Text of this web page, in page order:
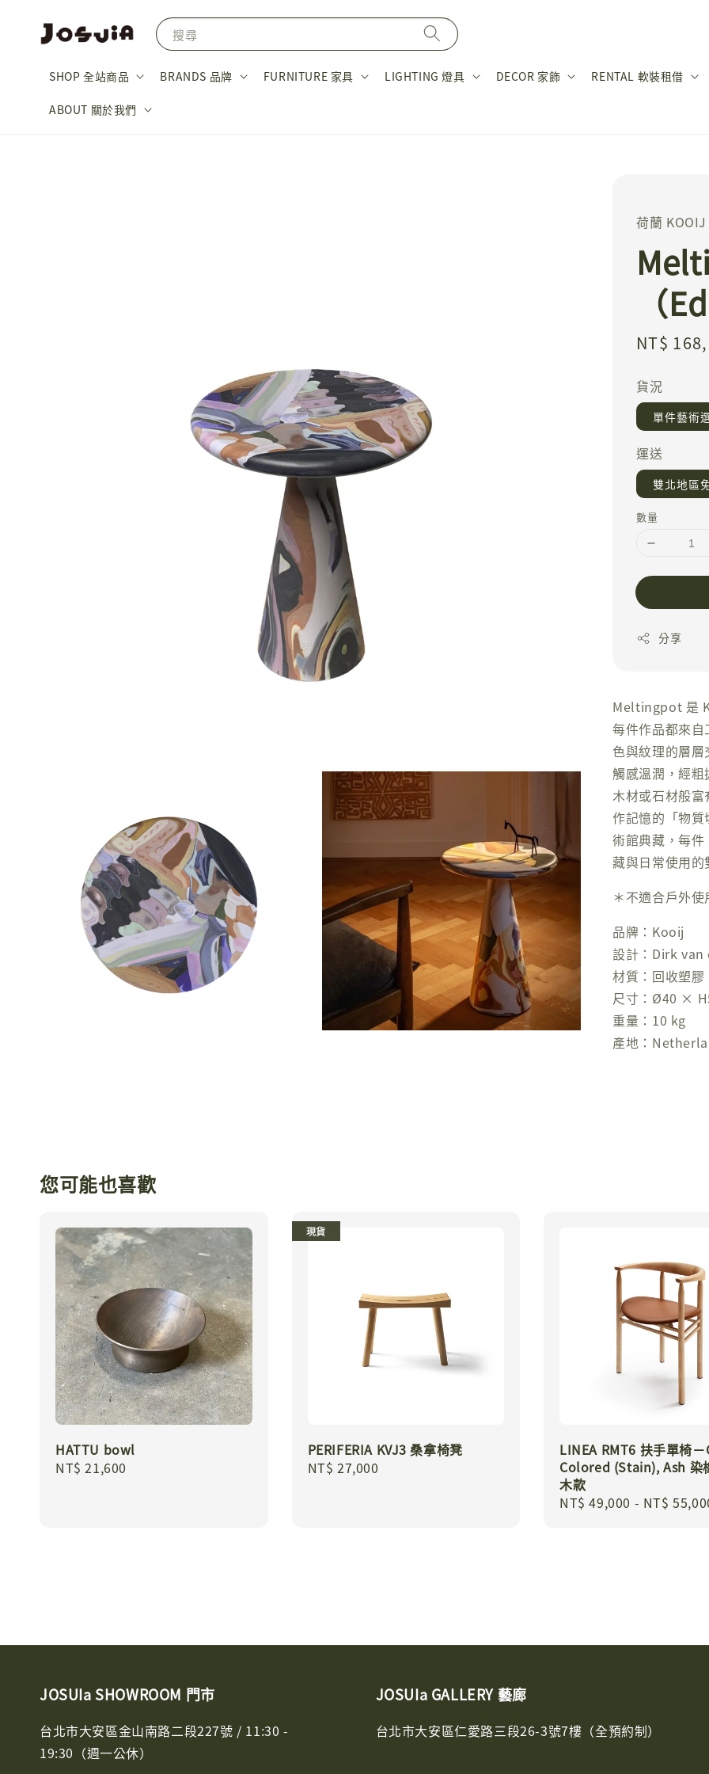
搜尋
SHOP 全站商品 BRANDS 品牌 FURNITURE 家具 LIGHTING 燈具 DECOR 家飾 RENTAL 軟裝租借
ABOUT 關於我們
荷蘭 KOOIJ
（
Regular
NT$
貨況
單件藝術
運送
雙北地區
數量
分享
Meltingpot 是
每件作品都來
色與紋理的層
觸感溫潤，經
木材或石材般
作記憶的「物
術館典藏，每
藏與日常使用
＊不適合戶外
品牌：Kooij
設計：Dirk
材質：回收塑
尺寸：Ø40 ×
重量：10 kg
產地：
您可能也喜歡
HATTU bowl
Regular
NT$ 21,600
現貨
PERIFERIA KVJ3 桑拿椅凳
Regular
NT$ 27,000
LINEA RMT6 扶手單椅
Colored (Stain), Ash 染
木款
Regular
NT$ 49,000 - NT$
JOSUIa SHOWROOM 門市
台北市大安區金山南路二段227號 / 11:30 -
19:30（週一公休）
JOSUIa GALLERY 藝廊
台北市大安區仁愛路三段26-3號7樓（全預約制）